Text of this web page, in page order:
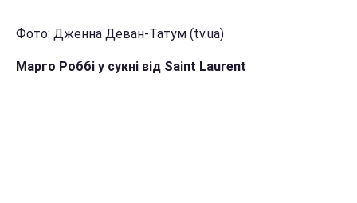
Фото: Дженна Деван-Татум (tv.ua)
Марго Роббі у сукні від Saint Laurent